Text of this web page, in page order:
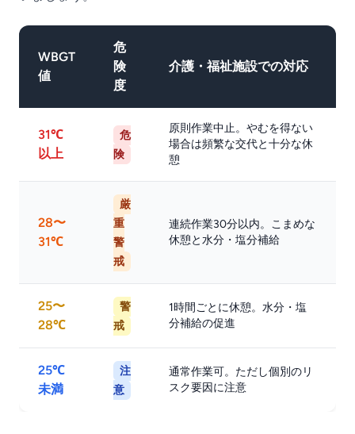
WBGT
値
危
険
度
介護・福祉施設での対応
31℃
以上
危
険
原則作業中止。やむを得ない
場合は頻繁な交代と十分な休
憩
28〜
31℃
厳
重
警
戒
連続作業30分以内。こまめな
休憩と水分・塩分補給
25〜
28℃
警
戒
1時間ごとに休憩。水分・塩
分補給の促進
25℃
未満
注
意
通常作業可。ただし個別のリ
スク要因に注意